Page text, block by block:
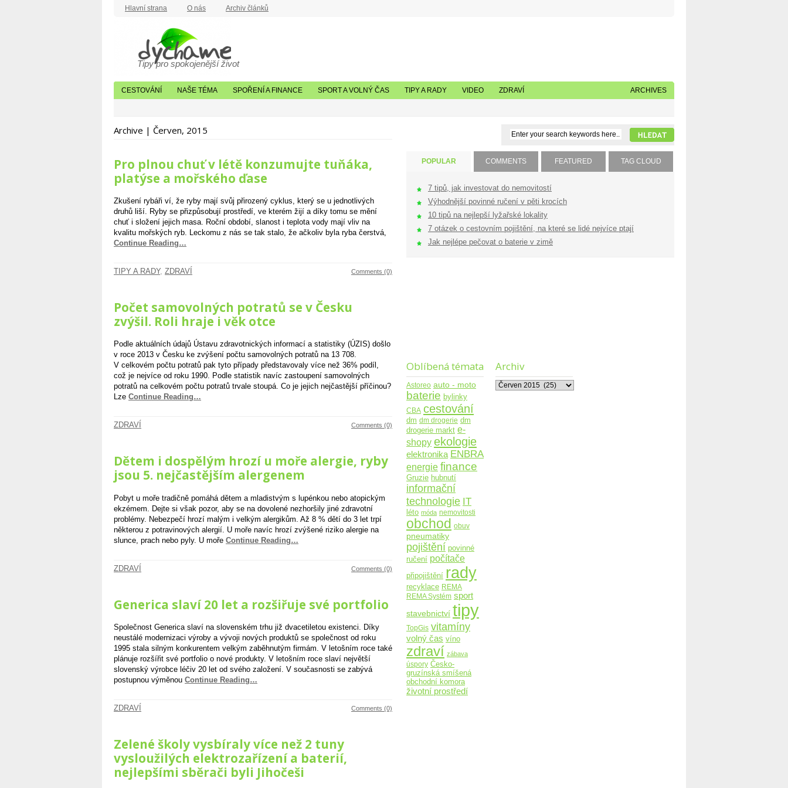
Hlavní strana O nás Archiv článků
Tipy pro spokojenější život
CESTOVÁNÍ NAŠE TÉMA SPOŘENÍ A FINANCE SPORT A VOLNÝ ČAS TIPY A RADY VIDEO ZDRAVÍ ARCHIVES
Archive | Červen, 2015
Pro plnou chuť v létě konzumujte tuňáka,
platýse a mořského ďase
Zkušení rybáři ví, že ryby mají svůj přirozený cyklus, který se u jednotlivých
druhů liší. Ryby se přizpůsobují prostředí, ve kterém žijí a díky tomu se mění
chuť i složení jejich masa. Roční období, slanost i teplota vody mají vliv na
kvalitu mořských ryb. Leckomu z nás se tak stalo, že ačkoliv byla ryba čerstvá,
Continue Reading…
TIPY A RADY, ZDRAVÍ Comments (0)
Počet samovolných potratů se v Česku
zvýšil. Roli hraje i věk otce
Podle aktuálních údajů Ústavu zdravotnických informací a statistiky (ÚZIS) došlo
v roce 2013 v Česku ke zvýšení počtu samovolných potratů na 13 708.
V celkovém počtu potratů pak tyto případy představovaly více než 36% podíl,
což je nejvíce od roku 1990. Podle statistik navíc zastoupení samovolných
potratů na celkovém počtu potratů trvale stoupá. Co je jejich nejčastější příčinou?
Lze Continue Reading…
ZDRAVÍ Comments (0)
Dětem i dospělým hrozí u moře alergie, ryby
jsou 5. nejčastějším alergenem
Pobyt u moře tradičně pomáhá dětem a mladistvým s lupénkou nebo atopickým
ekzémem. Dejte si však pozor, aby se na dovolené nezhoršily jiné zdravotní
problémy. Nebezpečí hrozí malým i velkým alergikům. Až 8 % dětí do 3 let trpí
některou z potravinových alergií. U moře navíc hrozí zvýšené riziko alergie na
slunce, prach nebo pyly. U moře Continue Reading…
ZDRAVÍ Comments (0)
Generica slaví 20 let a rozšiřuje své portfolio
Společnost Generica slaví na slovenském trhu již dvacetiletou existenci. Díky
neustálé modernizaci výroby a vývoji nových produktů se společnost od roku
1995 stala silným konkurentem velkým zaběhnutým firmám. V letošním roce také
plánuje rozšířit své portfolio o nové produkty. V letošním roce slaví největší
slovenský výrobce léčiv 20 let od svého založení. V současnosti se zabývá
postupnou výměnou Continue Reading…
ZDRAVÍ Comments (0)
Zelené školy vysbíraly více než 2 tuny
vysloužilých elektrozařízení a baterií,
nejlepšími sběrači byli Jihočeši
POPULAR COMMENTS FEATURED TAG CLOUD
7 tipů, jak investovat do nemovitostí
Výhodnější povinné ručení v pěti krocích
10 tipů na nejlepší lyžařské lokality
7 otázek o cestovním pojištění, na které se lidé nejvíce ptají
Jak nejlépe pečovat o baterie v zimě
Oblíbená témata
Astoreo auto - moto
baterie bylinky
CBA cestování
dm dm drogerie dm
drogerie markt e-
shopy ekologie
elektronika ENBRA
energie finance
Gruzie hubnutí
informační
technologie IT
léto móda nemovitosti
obchod obuv
pneumatiky
pojištění povinné
ručení počítače
připojištění rady
recyklace REMA
REMA Systém sport
stavebnictví tipy
TopGis vitamíny
volný čas víno
zdraví zábava
úspory Česko-
gruzínská smíšená
obchodní komora
životní prostředí
Archiv
Archiv